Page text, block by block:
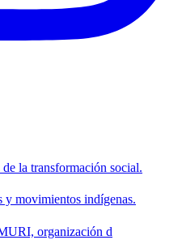
la transformación social.
y movimientos indígenas.
organización d